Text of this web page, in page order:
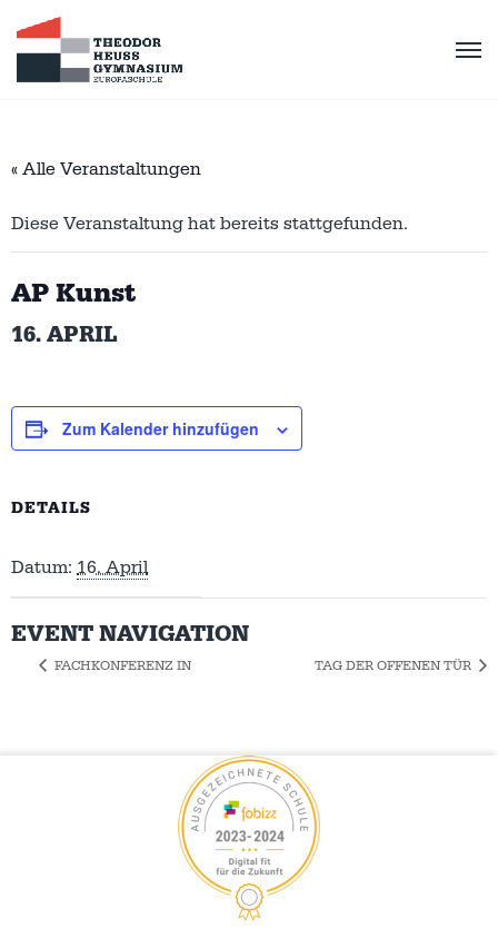
« Alle Veranstaltungen
Diese Veranstaltung hat bereits stattgefunden.
AP Kunst
16. APRIL
Zum Kalender hinzufügen
DETAILS
Datum: 16. April
EVENT NAVIGATION
FACHKONFERENZ IN TAG DER OFFENEN TÜR